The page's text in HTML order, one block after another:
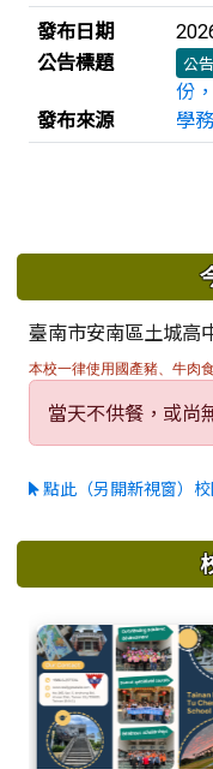
發布日期
公告標題 公告
份
發布來源
學
下中區域內容
臺南市安南區土城高
本校一律使用國產豬、牛肉
當天不供餐，或尚
點此（另開新視窗）